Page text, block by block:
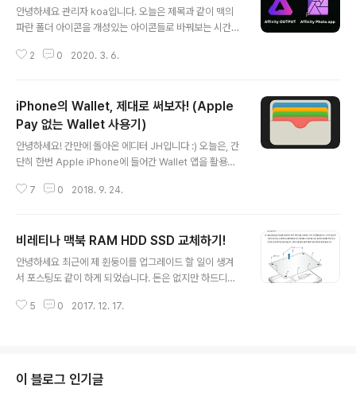
시는 분들이 많아 이번 기회에 한 번 총정리식으로 전달해
드리겠습니다. 과정은 다음과 같습니다. 루트리스 해제 (2
so 파일) 부트캠프 info.plist 파일 수정 설치 진행 먼저,
안녕하세요 관리자 koa입니다. 오늘은 제목과 같이 맥의
파란 폴더 아이콘을 개성있는 아이콘들로 바꿔보는 시간을
은 혼동을 주기도 쉽지만, 여러 폴더들이 몰려있는 상황이
작업물을 저장하는 폴더와, 고프로, 스크린샷, 그리고 카메
라의 촬영물을 저장하는 폴더가 데스크탑에 몰려 있습니
다. 이런 경우에는 폴더끼리의 혼동이 오기 쉽죠. 그래서 개
인적으로 먼저 시도해 봤는데 꽤나 괜찮아서 여러분께도
공유해보려 합니다. 먼저 아이콘으로 쓸 이미지를 만들자
저는 가장 먼저 고프로 폴더를 만들어 보기로 했는데, 뭔가
2 0 2020. 3. 6.
iPhone의 Wallet, 제대로 써보자! (Apple
Pay 없는 Wallet 사용기)
안녕하세요! 간만에 돌아온 에디터 JH입니다 :) 오늘은, 간
단히 한번 Apple iPhone에 들어간 Wallet 앱을 활용하
용하고 있다면, 한번쯤 보셨을 이 아이콘, 바로, Wallet입
이외의 Apple Pay 가능 국가로 설정되어 있어야지만 나
옵니다.(제 iPhone은 지역이 미국으로 설정되어 있어서
뜹니다.또, 한국에서 Apple Pay는 카드사와의 수수료 협
는다고 합니다. 한국에서의 Apple Pay를 위하여!) 하지
7 0 2018. 9. 24.
비레티나 맥북 RAM HDD SSD 교체하기!
안녕하세요 최근에 제 휜둥이를 업그레이드 할 일이 생겨
서 포스팅도 같이 하게 되었습니다. 돈은 없지만 하드디스
니다. 원래는 히타치 250기가였는데 0.74A 였던 것을50
자,별자(없으면 펜치)}, 복구 USB 혹은 디스크, 그리고 교
체할 부품들! 복구 USB를 만들고 싶으시면 >여기라이언
5 0 2017. 12. 17.
이 블로그 인기글